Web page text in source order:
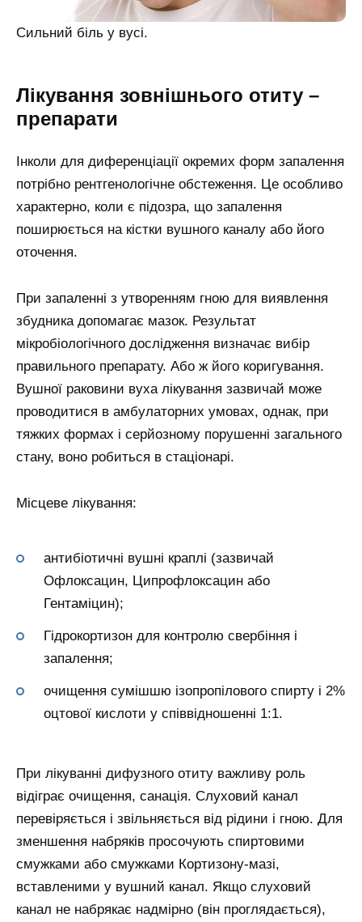
Сильний біль у вусі.
Лікування зовнішнього отиту –
препарати
Інколи для диференціації окремих форм запалення
потрібно рентгенологічне обстеження. Це особливо
характерно, коли є підозра, що запалення
поширюється на кістки вушного каналу або його
оточення.
При запаленні з утворенням гною для виявлення
збудника допомагає мазок. Результат
мікробіологічного дослідження визначає вибір
правильного препарату. Або ж його коригування.
Вушної раковини вуха лікування зазвичай може
проводитися в амбулаторних умовах, однак, при
тяжких формах і серйозному порушенні загального
стану, воно робиться в стаціонарі.
Місцеве лікування:
антибіотичні вушні краплі (зазвичай
Офлоксацин, Ципрофлоксацин або
Гентаміцин);
Гідрокортизон для контролю свербіння і
запалення;
очищення сумішшю ізопропілового спирту і 2%
оцтової кислоти у співвідношенні 1:1.
При лікуванні дифузного отиту важливу роль
відіграє очищення, санація. Слуховий канал
перевіряється і звільняється від рідини і гною. Для
зменшення набряків просочують спиртовими
смужками або смужками Кортизону-мазі,
вставленими у вушний канал. Якщо слуховий
канал не набрякає надмірно (він проглядається),